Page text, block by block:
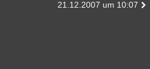
21.12.2007 um 10:07